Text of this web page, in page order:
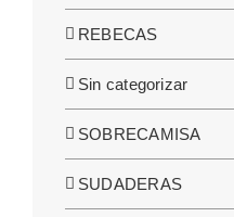
REBECAS
Sin categorizar
SOBRECAMISA
SUDADERAS